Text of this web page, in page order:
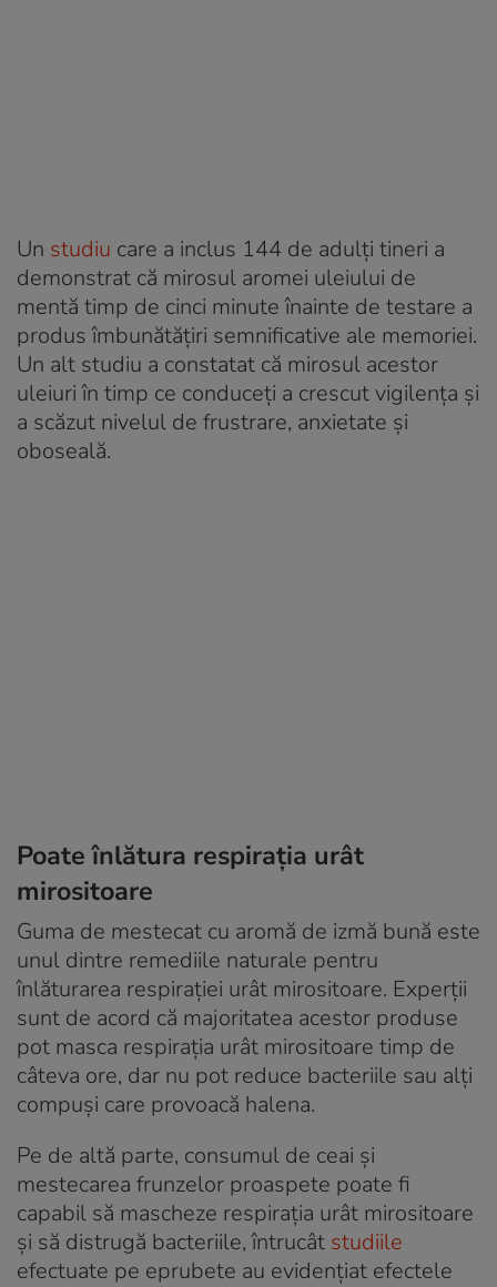
Un studiu care a inclus 144 de adulți tineri a
demonstrat că mirosul aromei uleiului de
mentă timp de cinci minute înainte de testare a
produs îmbunătățiri semnificative ale memoriei.
Un alt studiu a constatat că mirosul acestor
uleiuri în timp ce conduceți a crescut vigilența și
a scăzut nivelul de frustrare, anxietate și
oboseală.
Poate înlătura respirația urât
mirositoare
Guma de mestecat cu aromă de izmă bună este
unul dintre remediile naturale pentru
înlăturarea respirației urât mirositoare. Experții
sunt de acord că majoritatea acestor produse
pot masca respirația urât mirositoare timp de
câteva ore, dar nu pot reduce bacteriile sau alți
compuși care provoacă halena.
Pe de altă parte, consumul de ceai și
mestecarea frunzelor proaspete poate fi
capabil să mascheze respirația urât mirositoare
și să distrugă bacteriile, întrucât studiile
efectuate pe eprubete au evidențiat efectele